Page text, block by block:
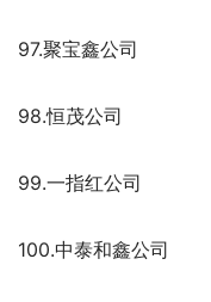
97.聚宝鑫公司
98.恒茂公司
99.一指红公司
100.中泰和鑫公司